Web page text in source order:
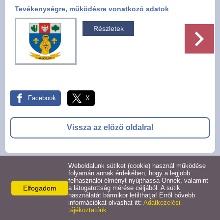
Pályázatok
Választási információk -
Felsőrajk
Alsórajk
Tevékenységre, működésre vonatkozó adatok
Részletek
Facebook X
Vissza az előző oldalra!
© 2026 -
Adatkezelési tájékoztató Oldal információk Impresszum
Elfogadom
Weboldalunk sütiket (cookie) használ működése
folyamán annak érdekében, hogy a legjobb
felhasználói élményt nyújthassa Önnek, valamint
a látogatottság mérése céljából. A sütik
használatát bármikor letilthatja! Erről bővebb
információkat olvashat itt: Adatkezelési
tájékoztatónk